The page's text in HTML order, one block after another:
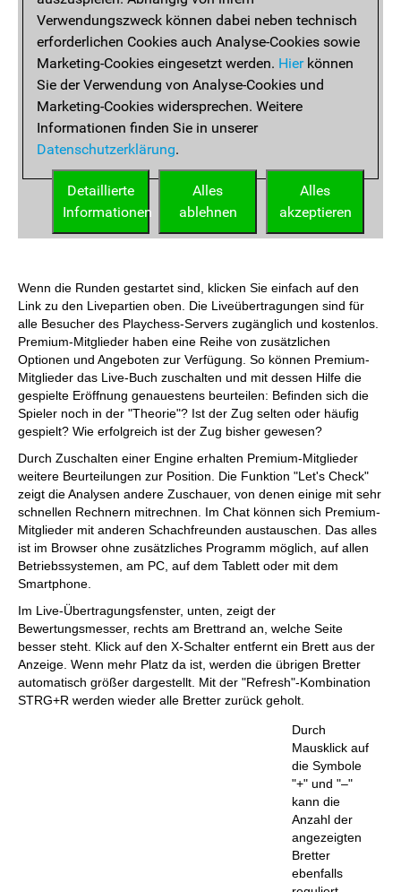
Wenn die Runden gestartet sind, klicken Sie einfach auf den
Link zu den Livepartien oben. Die Liveübertragungen sind für
alle Besucher des Playchess-Servers zugänglich und kostenlos.
Premium-Mitglieder haben eine Reihe von zusätzlichen
Optionen und Angeboten zur Verfügung. So können Premium-
Mitglieder das Live-Buch zuschalten und mit dessen Hilfe die
gespielte Eröffnung genauestens beurteilen: Befinden sich die
Spieler noch in der "Theorie"? Ist der Zug selten oder häufig
gespielt? Wie erfolgreich ist der Zug bisher gewesen?
Durch Zuschalten einer Engine erhalten Premium-Mitglieder
weitere Beurteilungen zur Position. Die Funktion "Let's Check"
zeigt die Analysen andere Zuschauer, von denen einige mit sehr
schnellen Rechnern mitrechnen. Im Chat können sich Premium-
Mitglieder mit anderen Schachfreunden austauschen. Das alles
ist im Browser ohne zusätzliches Programm möglich, auf allen
Betriebssystemen, am PC, auf dem Tablett oder mit dem
Smartphone.
Im Live-Übertragungsfenster, unten, zeigt der
Bewertungsmesser, rechts am Brettrand an, welche Seite
besser steht. Klick auf den X-Schalter entfernt ein Brett aus der
Anzeige. Wenn mehr Platz da ist, werden die übrigen Bretter
automatisch größer dargestellt. Mit der "Refresh"-Kombination
STRG+R werden wieder alle Bretter zurück geholt.
Durch
Mausklick auf
die Symbole
"+" und "–"
kann die
Anzahl der
angezeigten
Bretter
ebenfalls